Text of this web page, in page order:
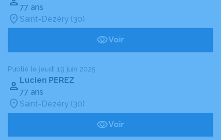
77 ans
Saint-Dézéry (30)
Voir
Publié le jeudi 19 juin 2025
Lucien PEREZ
77 ans
Saint-Dézéry (30)
Voir